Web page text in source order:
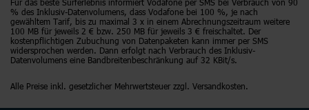
% des Inklusiv-Datenvolumens, dass Vodafone bei 100 %, je nach
gewähltem Tarif, bis zu maximal 3 x in einem Abrechnungszeitraum weitere
100 MB für jeweils 2 € bzw. 250 MB für jeweils 3 € freischaltet. Der
kostenpflichtigen Zubuchung von Datenpaketen kann immer per SMS
widersprochen werden. Dann erfolgt nach Verbrauch des Inklusiv-
Datenvolumens eine Bandbreitenbeschränkung auf 32 KBit/s.
Alle Preise inkl. gesetzlicher Mehrwertsteuer zzgl. Versandkosten.